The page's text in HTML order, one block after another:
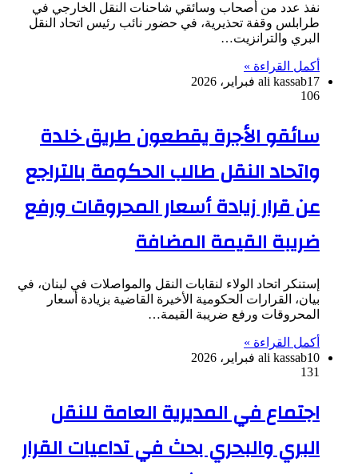
نفذ عدد من أصحاب وسائقي شاحنات النقل الخارجي في
طرابلس وقفة تحذيرية، في حضور نائب رئيس اتحاد النقل
البري والترانزيت…
أكمل القراءة »
ali kassab17 فبراير، 2026
106
سائقو الأجرة يقطعون طريق خلدة
واتحاد النقل طالب الحكومة بالتراجع
عن قرار زيادة أسعار المحروقات ورفع
ضريبة القيمة المضافة
إستنكر اتحاد الولاء لنقابات النقل والمواصلات في لبنان، في
بيان، القرارات الحكومية الأخيرة القاضية بزيادة أسعار
المحروقات ورفع ضريبة القيمة…
أكمل القراءة »
ali kassab10 فبراير، 2026
131
اجتماع في المديرية العامة للنقل
البري والبحري بحث في تداعيات القرار